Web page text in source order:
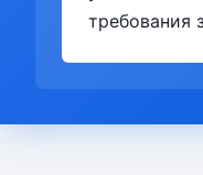
требования